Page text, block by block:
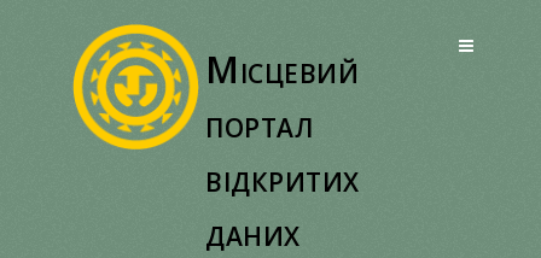
Місцевий
портал
відкритих
даних